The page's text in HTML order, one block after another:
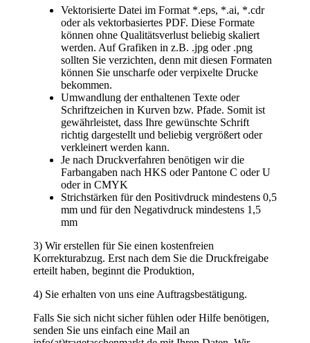
gewährleistet, dass Ihre gewünschte Schrift
richtig dargestellt und beliebig vergrößert oder
verkleinert werden kann.
Je nach Druckverfahren benötigen wir die
Farbangaben nach HKS oder Pantone C oder U
oder in CMYK
Strichstärken für den Positivdruck mindestens 0,5
mm und für den Negativdruck mindestens 1,5
mm
3) Wir erstellen für Sie einen kostenfreien
Korrekturabzug. Erst nach dem Sie die Druckfreigabe
erteilt haben, beginnt die Produktion,
4) Sie erhalten von uns eine Auftragsbestätigung.
Falls Sie sich nicht sicher fühlen oder Hilfe benötigen,
senden Sie uns einfach eine Mail an
prüfen diese Daten und bieten Ihnen an die Grafik
nachzubearbeiten. Selbstverständlich bekommen Sie
vorher mitgeteilt, was für Kosten auf Sie zukommen.
Zurück